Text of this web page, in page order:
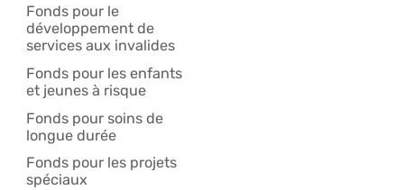
Fonds pour le
développement de
services aux invalides
Fonds pour les enfants
et jeunes à risque
Fonds pour soins de
longue durée
Fonds pour les projets
spéciaux